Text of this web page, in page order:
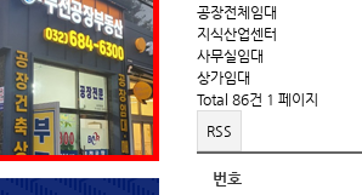
공장전체임대
지식산업센터
사무실임대
상가임대
Total 86건 1 페이지
RSS
번호